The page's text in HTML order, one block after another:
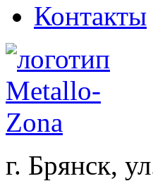
Контакты
г. Брянск,